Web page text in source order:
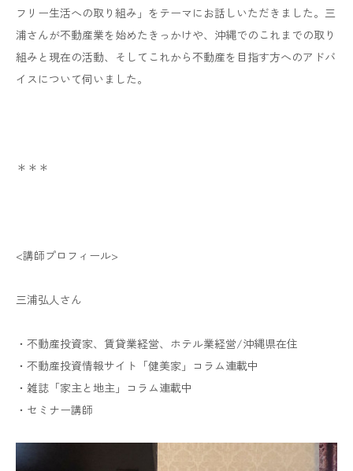
フリー生活への取り組み」をテーマにお話しいただきました。三
浦さんが不動産業を始めたきっかけや、沖縄でのこれまでの取り
組みと現在の活動、そしてこれから不動産を目指す方へのアドバ
イスについて伺いました。
＊＊＊
<講師プロフィール>
三浦弘人さん
・不動産投資家、賃貸業経営、ホテル業経営/沖縄県在住
・不動産投資情報サイト「健美家」コラム連載中
・雑誌「家主と地主」コラム連載中
・セミナー講師